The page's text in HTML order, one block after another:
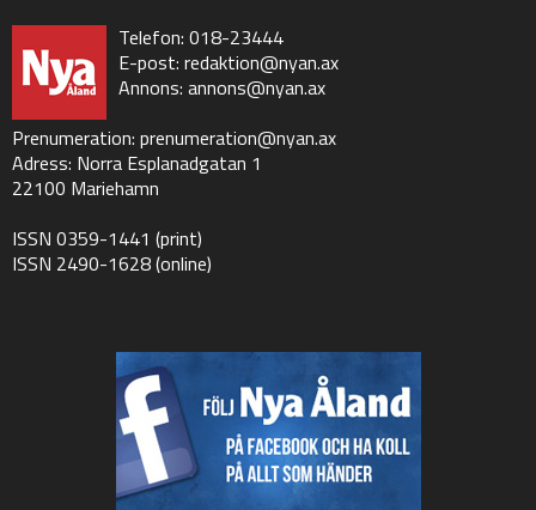
Telefon: 018-23444
E-post: redaktion@nyan.ax
Annons: annons@nyan.ax
Prenumeration: prenumeration@nyan.ax
Adress: Norra Esplanadgatan 1
22100 Mariehamn
ISSN 0359-1441 (print)
ISSN 2490-1628 (online)